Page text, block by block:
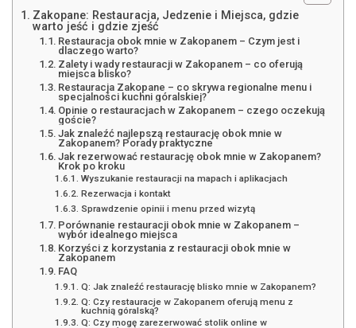
Zakopane: Restauracja, Jedzenie i Miejsca, gdzie
warto jeść i gdzie zjeść
Restauracja obok mnie w Zakopanem – Czym jest i
dlaczego warto?
Zalety i wady restauracji w Zakopanem – co oferują
miejsca blisko?
Restauracja Zakopane – co skrywa regionalne menu i
specjalności kuchni góralskiej?
Opinie o restauracjach w Zakopanem – czego oczekują
goście?
Jak znaleźć najlepszą restaurację obok mnie w
Zakopanem? Porady praktyczne
Jak rezerwować restaurację obok mnie w Zakopanem?
Krok po kroku
Wyszukanie restauracji na mapach i aplikacjach
Rezerwacja i kontakt
Sprawdzenie opinii i menu przed wizytą
Porównanie restauracji obok mnie w Zakopanem –
wybór idealnego miejsca
Korzyści z korzystania z restauracji obok mnie w
Zakopanem
FAQ
Q: Jak znaleźć restaurację blisko mnie w Zakopanem?
Q: Czy restauracje w Zakopanem oferują menu z
kuchnią góralską?
Q: Czy mogę zarezerwować stolik online w